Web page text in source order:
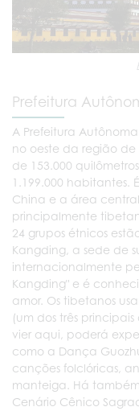
Prefeitura
A Prefeitura
no oeste da região de
de 153.000
1.199.000
China e a área
principalmente
24 grupos étnicos
Kangding, a sede de
internacionalmente
Kangding" e é
amor. Os tibetanos
(um dos três
vier aqui, poderá
como a Dança
canções folclóricas,
manteiga. Há
Cenário Cênico